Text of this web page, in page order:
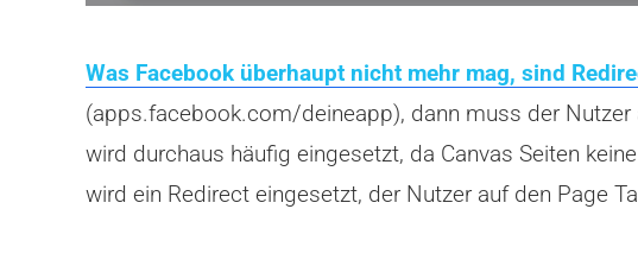
Was Facebook überhaupt nicht mehr mag, sind
(apps.facebook.com/deineapp), dann muss der Nutzer
wird durchaus häufig eingesetzt, da Canvas Seiten
wird ein Redirect eingesetzt, der Nutzer auf den Page